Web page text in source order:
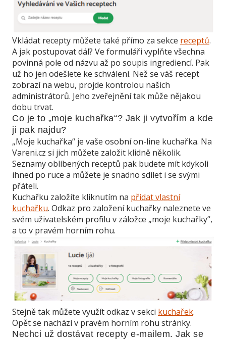
Vkládat recepty můžete také přímo za sekce receptů.
A jak postupovat dál? Ve formuláři vyplňte všechna
povinná pole od názvu až po soupis ingrediencí. Pak
už ho jen odešlete ke schválení. Než se váš recept
zobrazí na webu, projde kontrolou našich
administrátorů. Jeho zveřejnění tak může nějakou
dobu trvat.
Co je to „moje kuchařka“? Jak ji vytvořím a kde
ji pak najdu?
„Moje kuchařka“ je vaše osobní on-line kuchařka. Na
Vareni.cz si jich můžete založit klidně několik.
Seznamy oblíbených receptů pak budete mít kdykoli
ihned po ruce a můžete je snadno sdílet i se svými
přáteli.
Kuchařku založíte kliknutím na přidat vlastní
kuchařku. Odkaz pro založení kuchařky naleznete ve
svém uživatelském profilu v záložce „moje kuchařky“,
a to v pravém horním rohu.
Stejně tak můžete využít odkaz v sekci kuchařek.
Opět se nachází v pravém horním rohu stránky.
Nechci už dostávat recepty e-mailem. Jak se